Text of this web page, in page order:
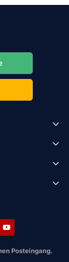
Posteingang.